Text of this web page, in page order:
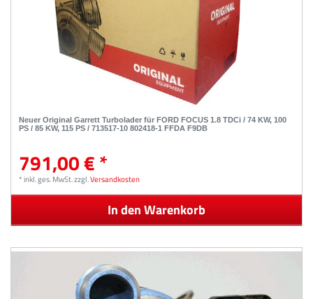
Neuer Original Garrett Turbolader für FORD FOCUS 1.8 TDCi / 74 KW, 100
PS / 85 KW, 115 PS / 713517-10 802418-1 FFDA F9DB
791,00 € *
*inkl. ges. MwSt.zzgl.Versandkosten
In den Warenkorb